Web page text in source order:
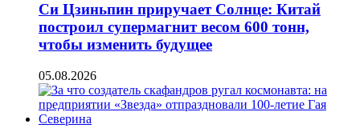
Си Цзиньпин приручает Солнце: Китай
построил супермагнит весом 600 тонн,
чтобы изменить будущее
05.08.2026